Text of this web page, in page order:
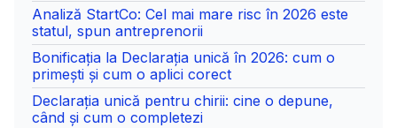
Analiză StartCo: Cel mai mare risc în 2026 este
statul, spun antreprenorii
Bonificația la Declarația unică în 2026: cum o
primești și cum o aplici corect
Declarația unică pentru chirii: cine o depune,
când și cum o completezi